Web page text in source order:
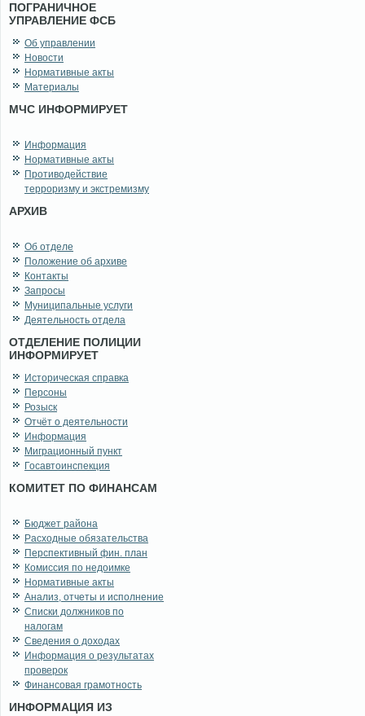
ПОГРАНИЧНОЕ
УПРАВЛЕНИЕ ФСБ
Об управлении
Новости
Нормативные акты
Материалы
МЧС ИНФОРМИРУЕТ
Информация
Нормативные акты
Противодействие
терроризму и экстремизму
АРХИВ
Об отделе
Положение об архиве
Контакты
Запросы
Муниципальные услуги
Деятельность отдела
ОТДЕЛЕНИЕ ПОЛИЦИИ
ИНФОРМИРУЕТ
Историческая справка
Персоны
Розыск
Отчёт о деятельности
Информация
Миграционный пункт
Госавтоинспекция
КОМИТЕТ ПО ФИНАНСАМ
Бюджет района
Расходные обязательства
Перспективный фин. план
Комиссия по недоимке
Нормативные акты
Анализ, отчеты и исполнение
Списки должников по
налогам
Сведения о доходах
Информация о результатах
проверок
Финансовая грамотность
ИНФОРМАЦИЯ ИЗ